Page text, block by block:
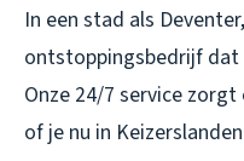
In een stad als
ontstoppingsbedrijf
Onze 24/7 service
of je nu in